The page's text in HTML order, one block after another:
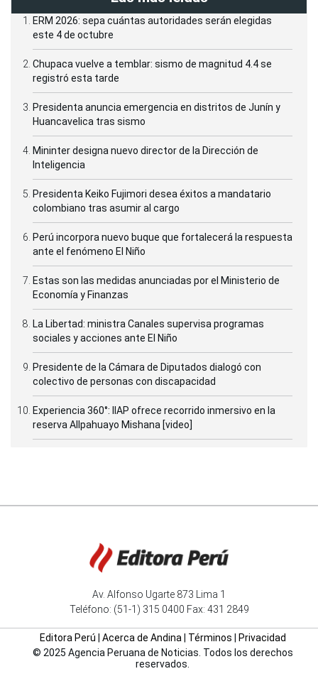
ERM 2026: sepa cuántas autoridades serán elegidas
este 4 de octubre
Chupaca vuelve a temblar: sismo de magnitud 4.4 se
registró esta tarde
Presidenta anuncia emergencia en distritos de Junín y
Huancavelica tras sismo
Mininter designa nuevo director de la Dirección de
Inteligencia
Presidenta Keiko Fujimori desea éxitos a mandatario
colombiano tras asumir al cargo
Perú incorpora nuevo buque que fortalecerá la respuesta
ante el fenómeno El Niño
Estas son las medidas anunciadas por el Ministerio de
Economía y Finanzas
La Libertad: ministra Canales supervisa programas
sociales y acciones ante El Niño
Presidente de la Cámara de Diputados dialogó con
colectivo de personas con discapacidad
Experiencia 360°: IIAP ofrece recorrido inmersivo en la
reserva Allpahuayo Mishana [video]
Av. Alfonso Ugarte 873 Lima 1
Teléfono: (51-1) 315 0400 Fax: 431 2849
Editora Perú Acerca de Andina Términos
Privacidad
© 2025 Agencia Peruana de Noticias. Todos los derechos
reservados.